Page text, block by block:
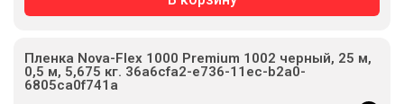
Пленка Nova-Flex 1000 Premium 1002 черный, 25 м,
0,5 м, 5,675 кг. 36a6cfa2-e736-11ec-b2a0-
6805ca0f741a